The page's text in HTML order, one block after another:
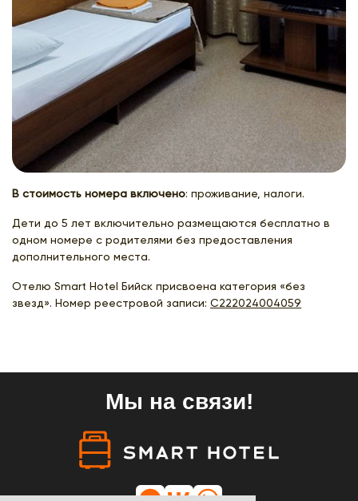
В стоимость номера включено: проживание, налоги.
Дети до 5 лет включительно размещаются бесплатно в
одном номере с родителями без предоставления
дополнительного места.
Отелю Smart Hotel Бийск присвоена категория «без
звезд». Номер реестровой записи: С222024004059
Мы на связи!